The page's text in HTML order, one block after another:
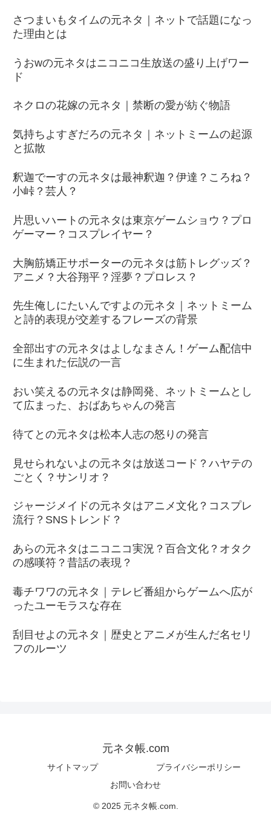
さつまいもタイムの元ネタ｜ネットで話題になっ
た理由とは
うおwの元ネタはニコニコ生放送の盛り上げワー
ド
ネクロの花嫁の元ネタ｜禁断の愛が紡ぐ物語
気持ちよすぎだろの元ネタ｜ネットミームの起源
と拡散
釈迦でーすの元ネタは最神釈迦？伊達？ころね？
小峠？芸人？
片思いハートの元ネタは東京ゲームショウ？プロ
ゲーマー？コスプレイヤー？
大胸筋矯正サポーターの元ネタは筋トレグッズ？
アニメ？大谷翔平？淫夢？プロレス？
先生俺しにたいんですよの元ネタ｜ネットミーム
と詩的表現が交差するフレーズの背景
全部出すの元ネタはよしなまさん！ゲーム配信中
に生まれた伝説の一言
おい笑えるの元ネタは静岡発、ネットミームとし
て広まった、おばあちゃんの発言
待てとの元ネタは松本人志の怒りの発言
見せられないよの元ネタは放送コード？ハヤテの
ごとく？サンリオ？
ジャージメイドの元ネタはアニメ文化？コスプレ
流行？SNSトレンド？
あらの元ネタはニコニコ実況？百合文化？オタク
の感嘆符？昔話の表現？
毒チワワの元ネタ｜テレビ番組からゲームへ広が
ったユーモラスな存在
刮目せよの元ネタ｜歴史とアニメが生んだ名セリ
フのルーツ
元ネタ帳.com
サイトマップ
プライバシーポリシー
お問い合わせ
© 2025 元ネタ帳.com.